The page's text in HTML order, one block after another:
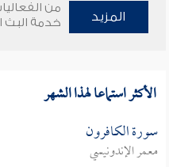
المزيد
من
خدمة البث
الأكثر استماعا لهذا الشهر
سورة الكافرون
معمر الإندونيسي